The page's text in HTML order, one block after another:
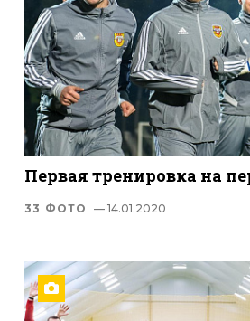
Первая тренировка на
33 ФОТО — 14.01.2020